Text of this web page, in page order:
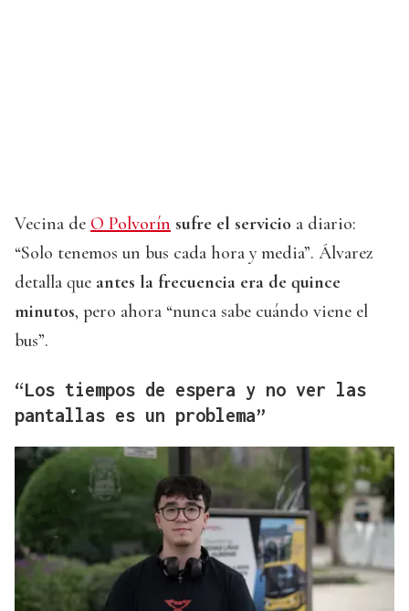
Vecina de O Polvorín sufre el servicio a diario:
“Solo tenemos un bus cada hora y media”. Álvarez
detalla que antes la frecuencia era de quince
minutos, pero ahora “nunca sabe cuándo viene el
bus”.
“Los tiempos de espera y no ver las
pantallas es un problema”